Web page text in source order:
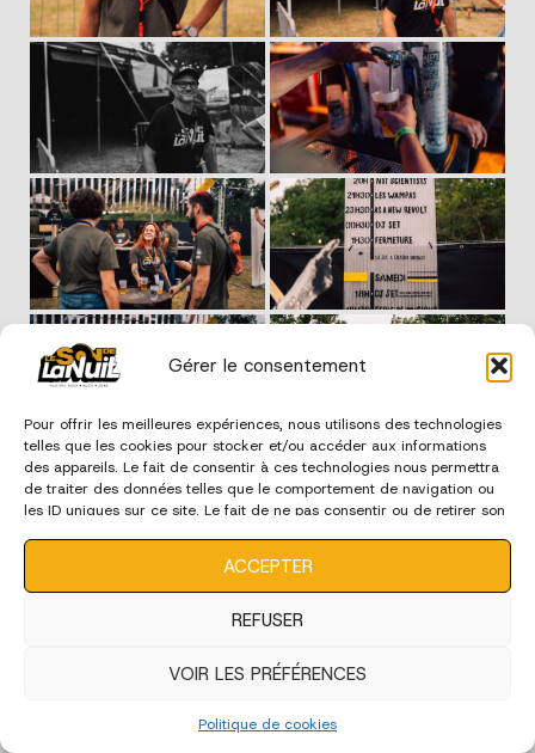
Gérer le consentement
Pour offrir les meilleures expériences, nous utilisons des technologies
telles que les cookies pour stocker et/ou accéder aux informations
des appareils. Le fait de consentir à ces technologies nous permettra
de traiter des données telles que le comportement de navigation ou
les ID uniques sur ce site. Le fait de ne pas consentir ou de retirer son
ACCEPTER
REFUSER
VOIR LES PRÉFÉRENCES
Politique de cookies